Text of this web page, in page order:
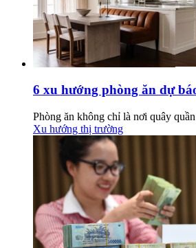
6 xu hướng phòng ăn dự
Phòng ăn không chỉ là nơi quây
Xu hướng thị trường